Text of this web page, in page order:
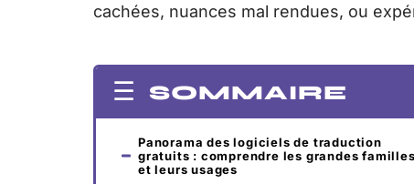
cachées, nuances mal rendues, ou
SOMMAIRE
Panorama des logiciels de traduction
gratuits : comprendre les grandes familles
et leurs usages